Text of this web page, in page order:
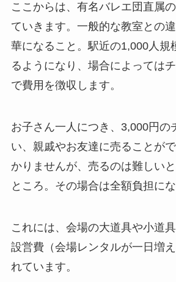
ここからは、有名バレエ団直属
ていきます。一般的な教室との
華になること。駅近の1,000人規
るようになり、場合によっては
で費用を徴収します。
お子さん一人につき、3,000円の
い、親戚やお友達に売ることが
かりませんが、売るのは難しい
ところ。その場合は全額負担にな
これには、会場の大道具や小道
設営費（会場レンタルが一日増
れています。